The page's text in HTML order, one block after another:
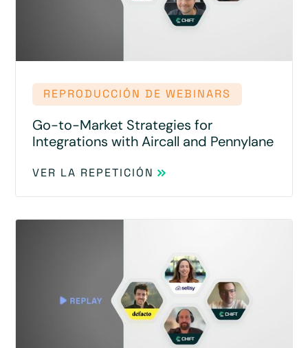
REPRODUCCIÓN DE WEBINARS
Go-to-Market Strategies for
Integrations with Aircall and Pennylane
VER LA REPETICIÓN